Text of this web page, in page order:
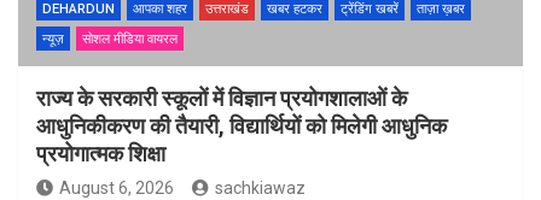
DEHARDUN आपका शहर उत्तराखंड खबर हटकर ट्रेंडिंग खबरें
ताज़ा ख़बर
न्यूज़
सोशल मीडिया वायरल
राज्य के सरकारी स्कूलों में विज्ञान प्रयोगशालाओं के
आधुनिकीकरण की तैयारी, विद्यार्थियों को मिलेगी आधुनिक
प्रयोगात्मक शिक्षा
August 6, 2026 sachkiawaz